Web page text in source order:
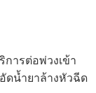
การต่อพ่วงเข้า
ดน้ำยาล้างหัวฉีด